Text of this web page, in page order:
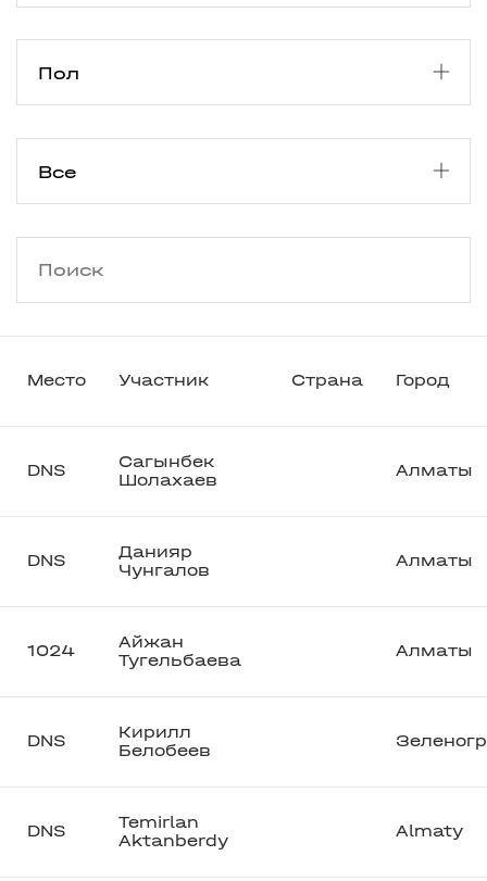
Место Участник Страна Город
DNS
Сагынбек
Шолахаев
Алматы
DNS
Данияр
Чунгалов
Алматы
1024
Айжан
Тугельбаева
Алматы
DNS
Кирилл
Белобеев
DNS
Temirlan
Aktanberdy
Almaty